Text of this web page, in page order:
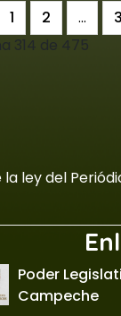
1 2 ...
314 de 475
ley del
Poder
Campeche